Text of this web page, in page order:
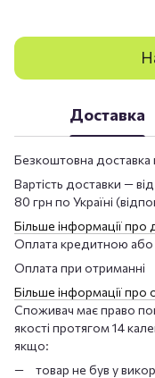
Доставка
Безкоштовна доставка
Вартість доставки —
80 грн по Україні
Більше інформації про
Оплата кредитною або
Оплата при отриманні
Більше інформації про
Споживач має право
якості протягом 14
якщо:
товар не був у